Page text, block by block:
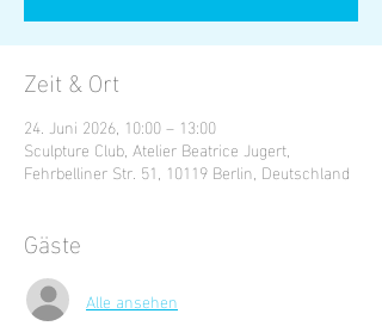
Zeit & Ort
24. Juni 2026, 10:00 – 13:00
Sculpture Club, Atelier Beatrice Jugert,
Fehrbelliner Str. 51, 10119 Berlin, Deutschland
Gäste
Alle ansehen